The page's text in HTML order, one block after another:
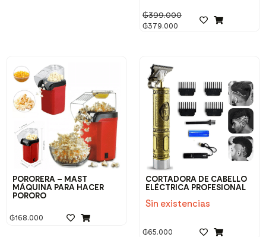
₲399.000
₲379.000
PORORERA – MAST
MÁQUINA PARA HACER
PORORO
₲168.000
CORTADORA DE CABELLO
ELÉCTRICA PROFESIONAL
Sin existencias
₲65.000